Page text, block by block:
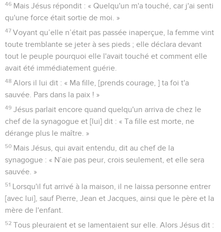
46 Mais Jésus répondit : « Quelqu'un m'a touché, car j'ai senti
qu'une force était sortie de moi. »
47 Voyant qu’elle n’était pas passée inaperçue, la femme vint
toute tremblante se jeter à ses pieds ; elle déclara devant
tout le peuple pourquoi elle l'avait touché et comment elle
avait été immédiatement guérie.
48 Alors il lui dit : « Ma fille, [prends courage, ] ta foi t'a
sauvée. Pars dans la paix ! »
49 Jésus parlait encore quand quelqu'un arriva de chez le
chef de la synagogue et [lui] dit : « Ta fille est morte, ne
dérange plus le maître. »
50 Mais Jésus, qui avait entendu, dit au chef de la
synagogue : « N’aie pas peur, crois seulement, et elle sera
sauvée. »
51 Lorsqu'il fut arrivé à la maison, il ne laissa personne entrer
[avec lui], sauf Pierre, Jean et Jacques, ainsi que le père et la
mère de l'enfant.
52 Tous pleuraient et se lamentaient sur elle. Alors Jésus dit :